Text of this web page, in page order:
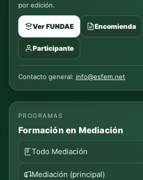
por edición.
Ver FUNDAE Encomienda
Participante
Contacto general: info@esfem.net
PROGRAMAS
Formación en Mediación
Todo Mediación
Mediación (principal)